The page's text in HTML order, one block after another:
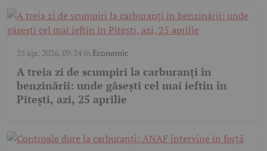
25 apr. 2026, 09:24în Economic
A treia zi de scumpiri la carburanți în
benzinării: unde găsești cel mai ieftin în
Pitești, azi, 25 aprilie